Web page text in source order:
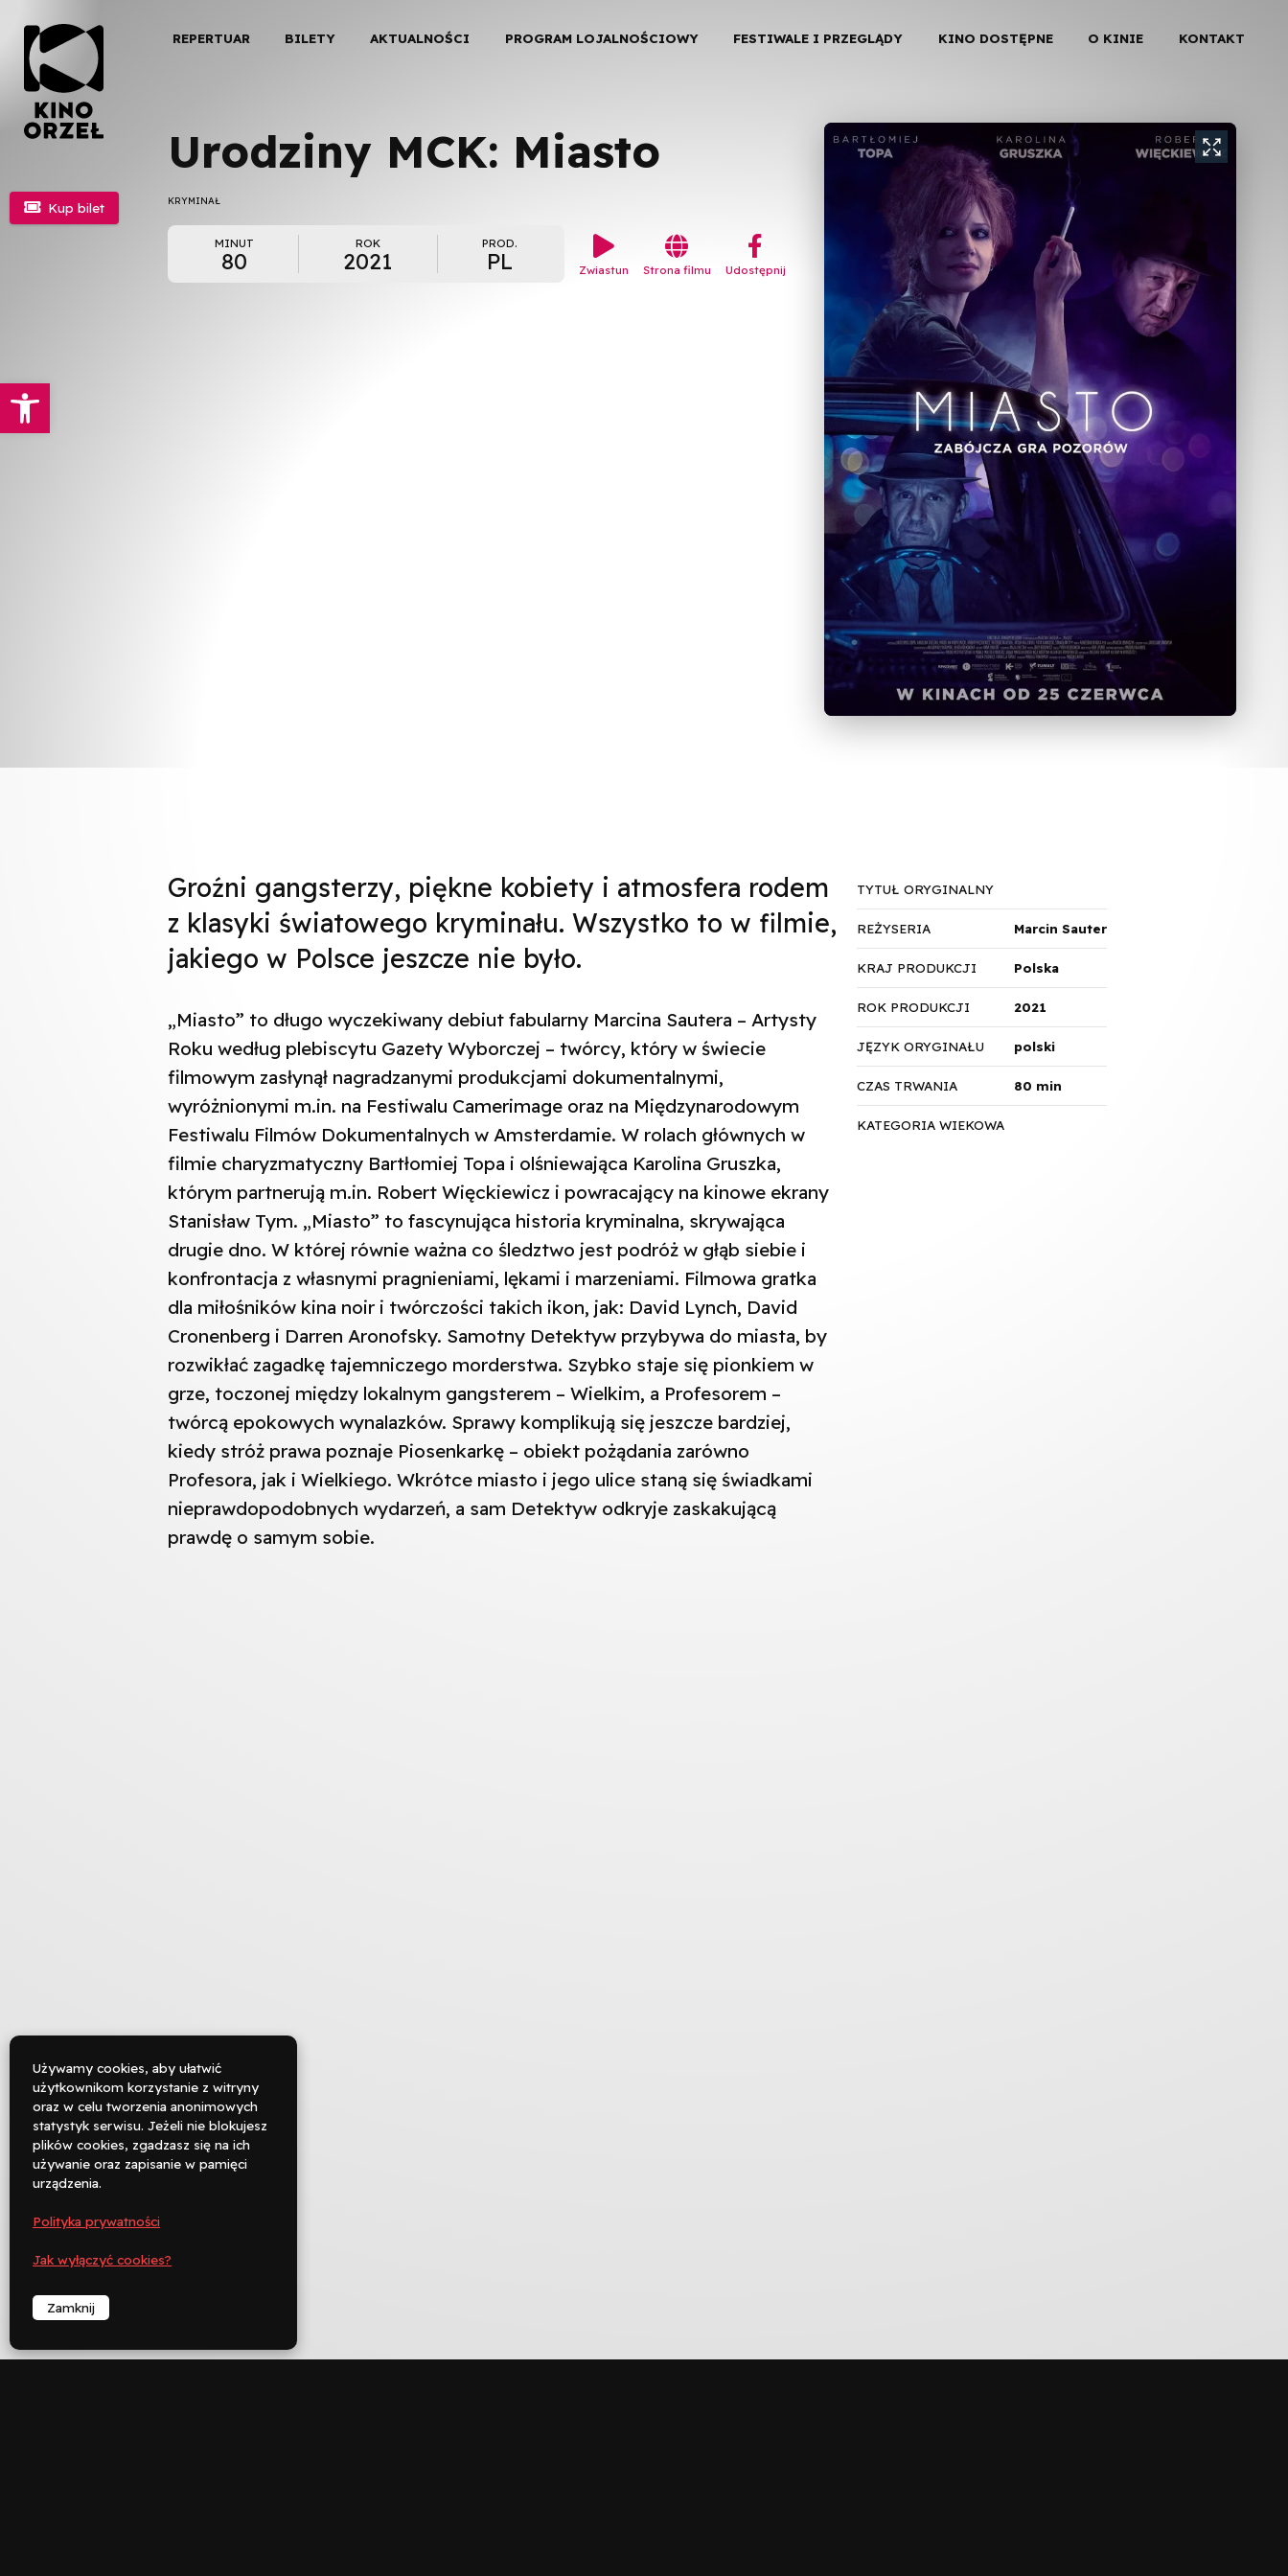
Otwórz pasek narzędzi
REPERTUAR BILETY AKTUALNOŚCI PROGRAM LOJALNOŚCIOWY FESTIWALE I PRZEGLĄDY KINO DOSTĘPNE O KINIE KONTAKT
Urodziny MCK: Miasto
KRYMINAŁ
MINUT
80
ROK
2021
PROD.
PL

Zwiastun

Strona filmu
︁
Udostępnij
 Kup bilet
Groźni gangsterzy, piękne kobiety i atmosfera rodem
z klasyki światowego kryminału. Wszystko to w filmie,
jakiego w Polsce jeszcze nie było.
„Miasto” to długo wyczekiwany debiut fabularny Marcina Sautera – Artysty
Roku według plebiscytu Gazety Wyborczej – twórcy, który w świecie
filmowym zasłynął nagradzanymi produkcjami dokumentalnymi,
wyróżnionymi m.in. na Festiwalu Camerimage oraz na Międzynarodowym
Festiwalu Filmów Dokumentalnych w Amsterdamie. W rolach głównych w
filmie charyzmatyczny Bartłomiej Topa i olśniewająca Karolina Gruszka,
którym partnerują m.in. Robert Więckiewicz i powracający na kinowe ekrany
Stanisław Tym. „Miasto” to fascynująca historia kryminalna, skrywająca
drugie dno. W której równie ważna co śledztwo jest podróż w głąb siebie i
konfrontacja z własnymi pragnieniami, lękami i marzeniami. Filmowa gratka
dla miłośników kina noir i twórczości takich ikon, jak: David Lynch, David
Cronenberg i Darren Aronofsky. Samotny Detektyw przybywa do miasta, by
rozwikłać zagadkę tajemniczego morderstwa. Szybko staje się pionkiem w
grze, toczonej między lokalnym gangsterem – Wielkim, a Profesorem –
twórcą epokowych wynalazków. Sprawy komplikują się jeszcze bardziej,
kiedy stróż prawa poznaje Piosenkarkę – obiekt pożądania zarówno
Profesora, jak i Wielkiego. Wkrótce miasto i jego ulice staną się świadkami
nieprawdopodobnych wydarzeń, a sam Detektyw odkryje zaskakującą
prawdę o samym sobie.
TYTUŁ ORYGINALNY
REŻYSERIA Marcin Sauter
KRAJ PRODUKCJI Polska
ROK PRODUKCJI 2021
JĘZYK ORYGINAŁU polski
CZAS TRWANIA 80 min
KATEGORIA WIEKOWA

Rezerwuj

︁
︁
Używamy cookies, aby ułatwić
użytkownikom korzystanie z witryny
oraz w celu tworzenia anonimowych
statystyk serwisu. Jeżeli nie blokujesz
plików cookies, zgadzasz się na ich
używanie oraz zapisanie w pamięci
urządzenia.
Polityka prywatności
Jak wyłączyć cookies?
Zamknij